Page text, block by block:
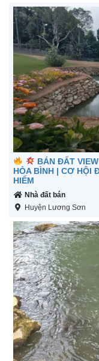
BÁN ĐẤT
HÒA BÌNH | CƠ HỘI
HIẾM
Nhà đất bán
Huyện Lương Sơn